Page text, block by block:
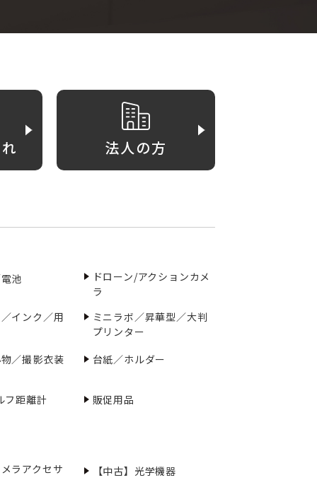
法人の方
池
ドローン/アクションカメ
ラ
インク／用
ミニラボ／昇華型／大判
プリンター
／撮影衣装
台紙／ホルダー
フ距離計 販促用品
ラアクセサ 【中古】光学機器